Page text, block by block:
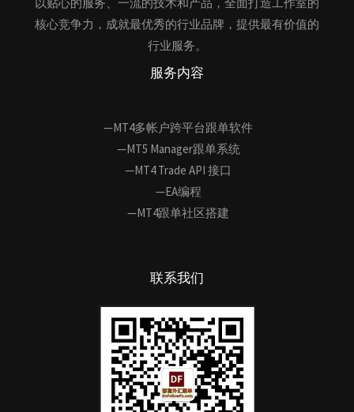
核心竞争力，成就最优秀的行业品牌，提供最有价值的
行业服务。
服务内容
—MT4多帐户跨平台跟单软件
—MT5 Manager跟单系统
—MT4 Trade API 接口
—EA编程
—MT4跟单社区搭建
联系我们